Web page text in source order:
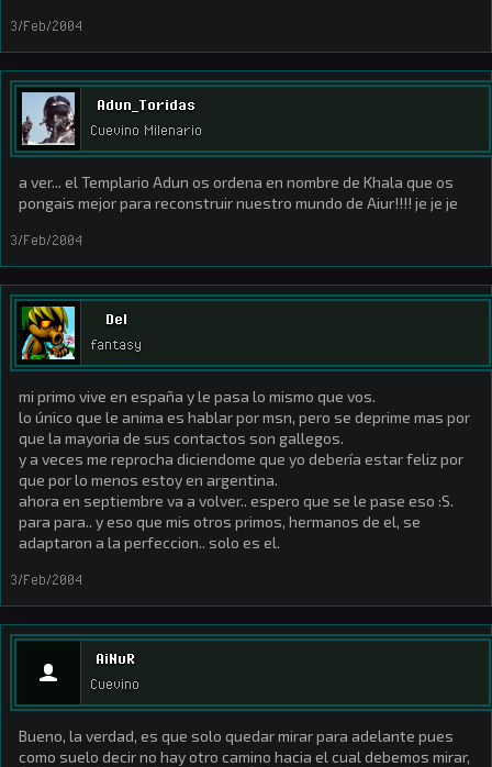
3/Feb/2004
Adun_Toridas
Cuevino Milenario
a ver... el Templario Adun os ordena en nombre de Khala que os
pongais mejor para reconstruir nuestro mundo de Aiur!!!! je je je
3/Feb/2004
Del
fantasy
mi primo vive en españa y le pasa lo mismo que vos.
lo único que le anima es hablar por msn, pero se deprime mas por
que la mayoria de sus contactos son gallegos.
y a veces me reprocha diciendome que yo debería estar feliz por
que por lo menos estoy en argentina.
ahora en septiembre va a volver.. espero que se le pase eso :S.
para para.. y eso que mis otros primos, hermanos de el, se
adaptaron a la perfeccion.. solo es el.
3/Feb/2004
AiNuR
Cuevino
Bueno, la verdad, es que solo quedar mirar para adelante pues
como suelo decir no hay otro camino hacia el cual debemos mirar,